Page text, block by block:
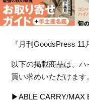
『月刊GoodsPress
以下の掲載商品は、
買い求めいただけます
▶ABLE CARRY/MAX